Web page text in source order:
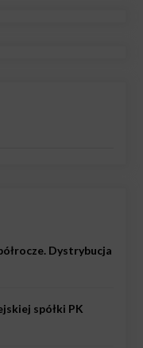
Dystrybucja
spółki PK